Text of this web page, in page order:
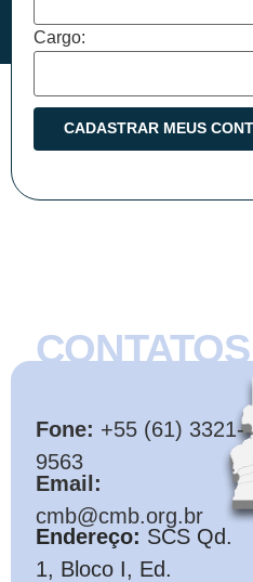
Cargo:
CONTATOS
Fone: +55 (61) 3321-
9563
Email:
cmb@cmb.org.br
Endereço: SCS Qd.
1, Bloco I, Ed.